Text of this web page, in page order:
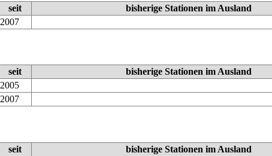
seit
bisherige Stationen im Ausland
2007
seit
bisherige Stationen im Ausland
2005
2007
seit
bisherige Stationen im Ausland